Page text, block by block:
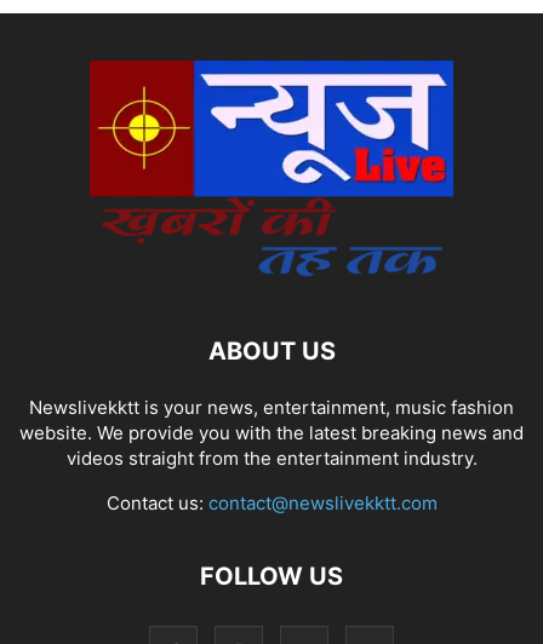
ABOUT US
Newslivekktt is your news, entertainment, music fashion
website. We provide you with the latest breaking news and
videos straight from the entertainment industry.
Contact us: contact@newslivekktt.com
FOLLOW US